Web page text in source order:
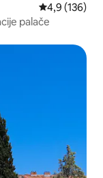
Prosječna
4,9 (136)
palače